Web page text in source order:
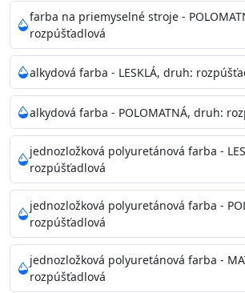
Balenie : 750ml, 1l, 3l, 9l, 15l
Výdatnosť na jednu vrstvu
Aplikácia: štetec, valček, striekacia
Povrchová úprava: 1
Je možné tónovať v systéme
Merná hmotnosť : 1,54 ± 0,02 Kg / L
Čistenie: vodou
Príprava povrchu
Povrchy musia byť hladké, čisté,
mastnoty, solí a materiálov so zlou
alebo trhliny vyplňte
akrylovým tmelom Acrylic putty, Visto
putty a prebrúste. Nové alebo
farba na priemyselné stroje -
rozpúšťadlová
alkydová farba - LESKLÁ, druh:
alkydová farba - POLOMATNÁ, druh:
jednozložková polyuretánová farba -
rozpúšťadlová
jednozložková polyuretánová farba -
rozpúšťadlová
jednozložková polyuretánová farba -
rozpúšťadlová